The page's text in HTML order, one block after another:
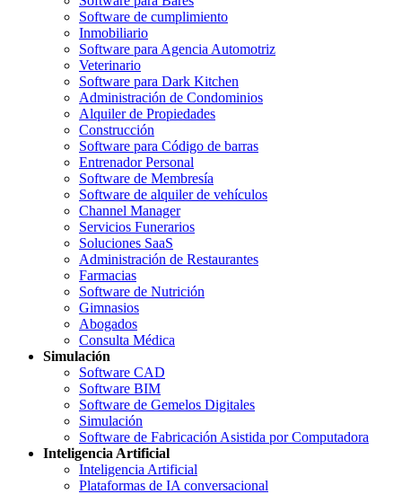
Software de cumplimiento
Inmobiliario
Software para Agencia Automotriz
Veterinario
Software para Dark Kitchen
Administración de Condominios
Alquiler de Propiedades
Construcción
Software para Código de barras
Entrenador Personal
Software de Membresía
Software de alquiler de vehículos
Channel Manager
Servicios Funerarios
Soluciones SaaS
Administración de Restaurantes
Farmacias
Software de Nutrición
Gimnasios
Abogados
Consulta Médica
Simulación
Software CAD
Software BIM
Software de Gemelos Digitales
Simulación
Software de Fabricación Asistida por Computadora
Inteligencia Artificial
Inteligencia Artificial
Plataformas de IA conversacional